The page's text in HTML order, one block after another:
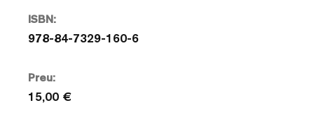
ISBN:
978-84-7329-160-6
Preu:
15,00 €